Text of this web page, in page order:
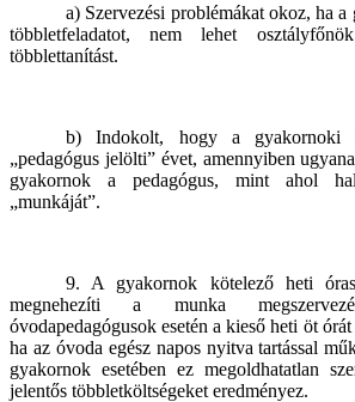
a) Szervezési problémákat okoz, ha
többletfeladatot, nem lehet
többlettanítást.
b) Indokolt, hogy a gyakornoki
„pedagógus jelölti” évet, amennyiben
gyakornok a pedagógus, mint ahol
„munkáját”.
9. A gyakornok kötelező heti
megnehezíti a munka
óvodapedagógusok esetén a kieső heti öt
ha az óvoda egész napos nyitva tartással
gyakornok esetében ez megoldhatatlan
jelentős többletköltségeket eredményez.